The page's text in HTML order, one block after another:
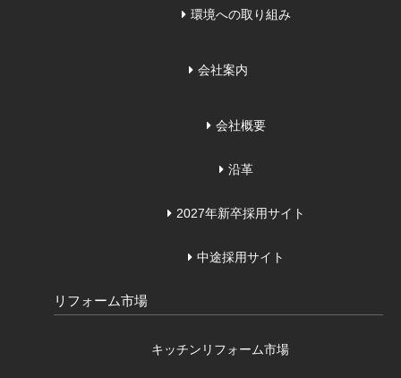
環境への取り組み
会社案内
会社概要
沿革
2027年新卒採用サイト
中途採用サイト
リフォーム市場
キッチンリフォーム市場